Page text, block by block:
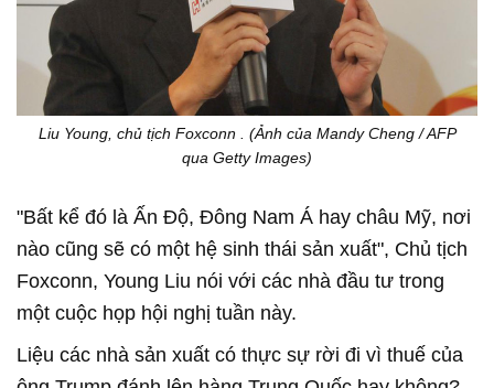
Liu Young, chủ tịch Foxconn . (Ảnh của Mandy Cheng / AFP
qua Getty Images)
"Bất kể đó là Ấn Độ, Đông Nam Á hay châu Mỹ, nơi
nào cũng sẽ có một hệ sinh thái sản xuất", Chủ tịch
Foxconn, Young Liu nói với các nhà đầu tư trong
một cuộc họp hội nghị tuần này.
Liệu các nhà sản xuất có thực sự rời đi vì thuế của